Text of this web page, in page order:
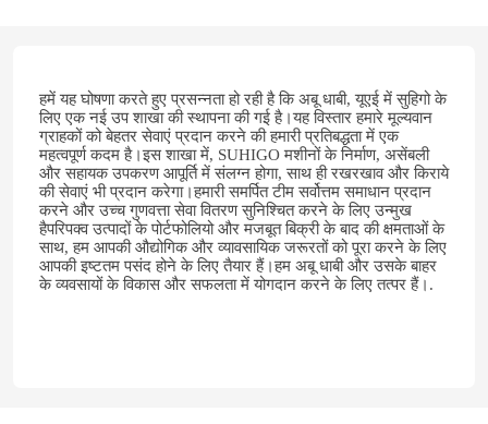
हमें यह घोषणा करते हुए प्रसन्नता हो रही है कि अबू धाबी, यूएई में सुहिगो के
लिए एक नई उप शाखा की स्थापना की गई है।यह विस्तार हमारे मूल्यवान
ग्राहकों को बेहतर सेवाएं प्रदान करने की हमारी प्रतिबद्धता में एक
महत्वपूर्ण कदम है।इस शाखा में, SUHIGO मशीनों के निर्माण, असेंबली
और सहायक उपकरण आपूर्ति में संलग्न होगा, साथ ही रखरखाव और किराये
की सेवाएं भी प्रदान करेगा।हमारी समर्पित टीम सर्वोत्तम समाधान प्रदान
करने और उच्च गुणवत्ता सेवा वितरण सुनिश्चित करने के लिए उन्मुख
हैपरिपक्व उत्पादों के पोर्टफोलियो और मजबूत बिक्री के बाद की क्षमताओं के
साथ, हम आपकी औद्योगिक और व्यावसायिक जरूरतों को पूरा करने के लिए
आपकी इष्टतम पसंद होने के लिए तैयार हैं।हम अबू धाबी और उसके बाहर
के व्यवसायों के विकास और सफलता में योगदान करने के लिए तत्पर हैं।.